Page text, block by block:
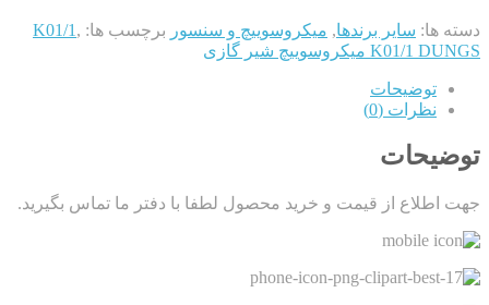
دسته ها: سایر برندها, میکروسوییچ و سنسور برچسب ها: K01/1 ,
K01/1 DUNGS میکروسوییچ شیر گازی
توضیحات
نظرات (0)
توضیحات
جهت اطلاع از قیمت و خرید محصول لطفا با دفتر ما تماس بگیرید.